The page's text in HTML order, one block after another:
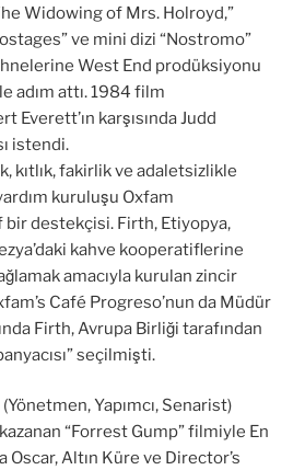
Widowing of Mrs. Holroyd,”
ve mini dizi “Nostromo”
West End prodüksiyonu
adım attı. 1984 film
Everett’ın karşısında Judd
istendi.
kıtlık, fakirlik ve adaletsizlikle
kuruluşu Oxfam
bir destekçisi. Firth, Etiyopya,
kahve kooperatiflerine
amacıyla kurulan zincir
Café Progreso’nun da Müdür
Firth, Avrupa Birliği tarafından
seçilmişti.
Yapımcı, Senarist)
“Forrest Gump” filmiyle En
Oscar, Altın Küre ve Director’s